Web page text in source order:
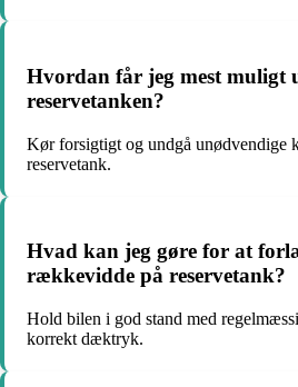
Hvordan får jeg mest muligt
reservetanken?
Kør forsigtigt og undgå unødvendige
reservetank.
Hvad kan jeg gøre for at
rækkevidde på reservetank?
Hold bilen i god stand med
korrekt dæktryk.